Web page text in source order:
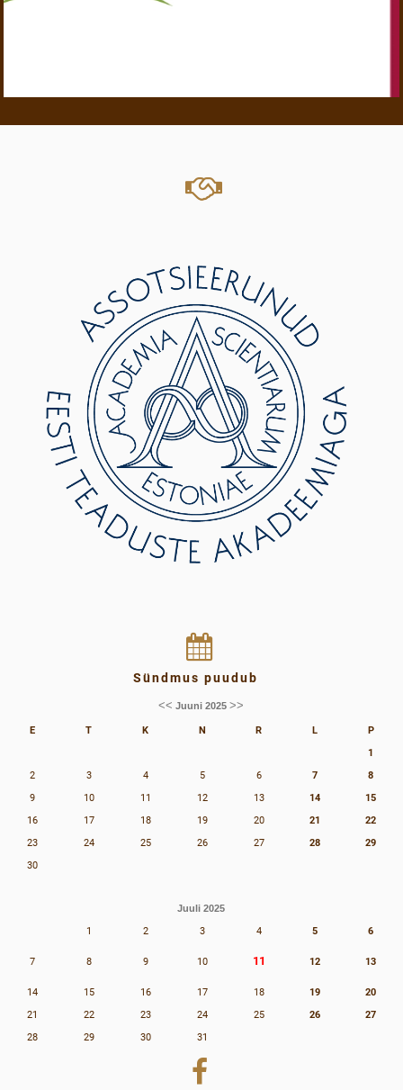
Sündmus puudub
<< Juuni 2025>>
E T K N R L
P
1
2
3 4 5 6 7
8
9
10 11 12 13 14
15
16
17 18 19 20 21
22
23
24 25 26 27 28
29
30
Juuli 2025
1 2 3 4 5 6
7 8 9 10 11 12 13
14 15 16 17 18 19
20
21
22 23 24 25 26
27
28
29 30 31